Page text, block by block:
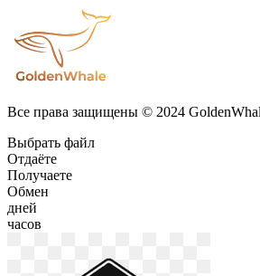
Все права защищены © 2024
Выбрать файл
Отдаёте
Получаете
Обмен
дней
часов